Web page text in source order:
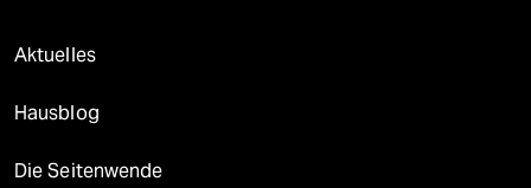
Aktuelles
Hausblog
Die Seitenwende